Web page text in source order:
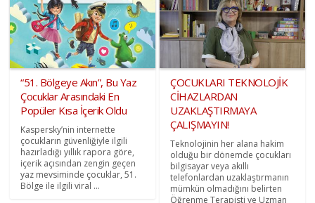
“51. Bölgeye Akın”, Bu Yaz
Çocuklar Arasındaki En
Popüler Kısa İçerik Oldu
Kaspersky’nin internette
çocukların güvenliğiyle ilgili
hazırladığı yıllık rapora göre,
içerik açısından zengin geçen
yaz mevsiminde çocuklar, 51.
Bölge ile ilgili viral ...
ÇOCUKLARI TEKNOLOJİK
CİHAZLARDAN
UZAKLAŞTIRMAYA
ÇALIŞMAYIN!
Teknolojinin her alana hakim
olduğu bir dönemde çocukları
bilgisayar veya akıllı
telefonlardan uzaklaştırmanın
mümkün olmadığını belirten
Öğrenme Terapisti ve Uzman